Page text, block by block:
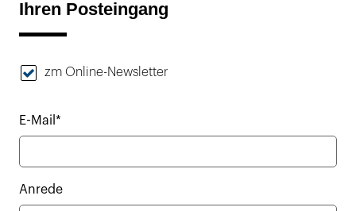
Ihren Posteingang
zm Online-Newsletter
E-Mail*
Anrede